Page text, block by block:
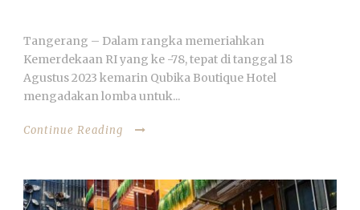
Tangerang – Dalam rangka memeriahkan
Kemerdekaan RI yang ke -78, tepat di tanggal 18
Agustus 2023 kemarin Qubika Boutique Hotel
mengadakan lomba untuk...
Continue Reading